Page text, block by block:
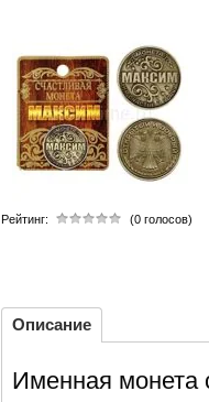
Рейтинг: (0 голосов)
Описание
Именная монета